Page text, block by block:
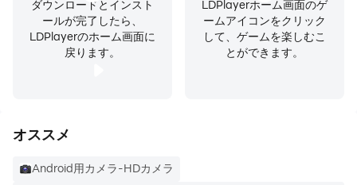
ApacheのLicens ：
http://www.apache.org/licenses/LICENSE-2.0.html
ダウンロードとインスト
ールが完了したら、
LDPlayerのホーム画面に
戻ります。
LDPlayerホーム画面のゲ
ームアイコンをクリック
して、ゲームを楽しむこ
とができます。
オススメ
Android用カメラ-HDカメラ